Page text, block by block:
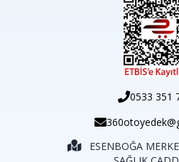
0533 351
ESENBOĞA